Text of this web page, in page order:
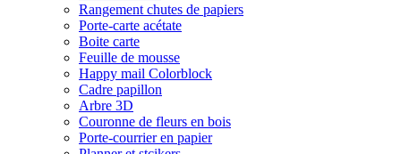
Rangement chutes de papiers
Porte-carte acétate
Boite carte
Feuille de mousse
Happy mail Colorblock
Cadre papillon
Arbre 3D
Couronne de fleurs en bois
Porte-courrier en papier